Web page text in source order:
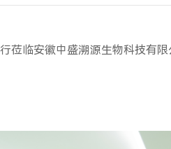
莅临安徽中盛溯源生物科技有